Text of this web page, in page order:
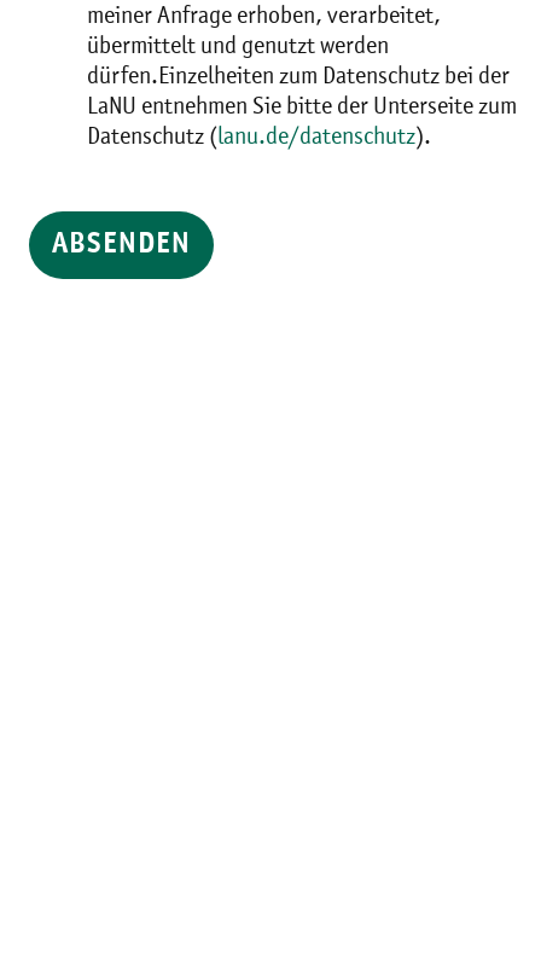
meiner Anfrage erhoben, verarbeitet,
übermittelt und genutzt werden
dürfen.Einzelheiten zum Datenschutz bei der
LaNU entnehmen Sie bitte der Unterseite zum
Datenschutz (lanu.de/datenschutz).
ABSENDEN